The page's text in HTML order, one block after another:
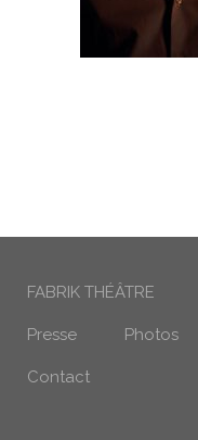
FABRIK THÉÂTRE
Presse Photos
Contact